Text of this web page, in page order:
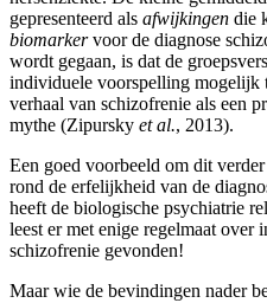
gepresenteerd als afwijkingen die
biomarkervoor de diagnose
wordt gegaan, is dat de
individuele voorspelling mogelijk
verhaal van schizofrenie als een
mythe (Zipursky et al., 2013).
Een goed voorbeeld om dit
rond de erfelijkheid van de
heeft de biologische psychiatrie
leest er met enige regelmaat over
schizofrenie gevonden!
Maar wie de bevindingen nader